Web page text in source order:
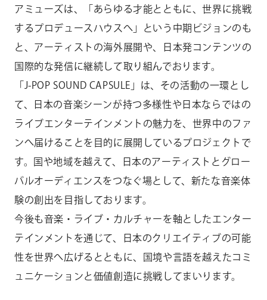
アミューズは、「あらゆる才能とともに、世界に挑戦
するプロデュースハウスへ」という中期ビジョンのも
と、アーティストの海外展開や、日本発コンテンツの
国際的な発信に継続して取り組んでおります。
「J-POP SOUND CAPSULE」は、その活動の一環とし
て、日本の音楽シーンが持つ多様性や日本ならではの
ライブエンターテインメントの魅力を、世界中のファ
ンへ届けることを目的に展開しているプロジェクトで
す。国や地域を越えて、日本のアーティストとグロー
バルオーディエンスをつなぐ場として、新たな音楽体
験の創出を目指しております。
今後も音楽・ライブ・カルチャーを軸としたエンター
テインメントを通じて、日本のクリエイティブの可能
性を世界へ広げるとともに、国境や言語を越えたコミ
ュニケーションと価値創造に挑戦してまいります。